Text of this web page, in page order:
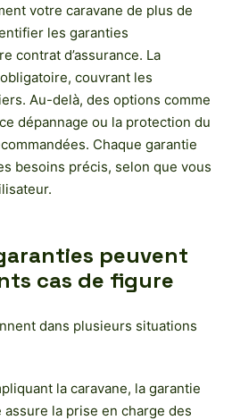
votre caravane de plus de
les garanties
contrat d’assurance. La
couvrant les
Au-delà, des options comme
dépannage ou la protection du
Chaque garantie
besoins précis, selon que vous
peuvent
cas de figure
dans plusieurs situations
la caravane, la garantie
la prise en charge des